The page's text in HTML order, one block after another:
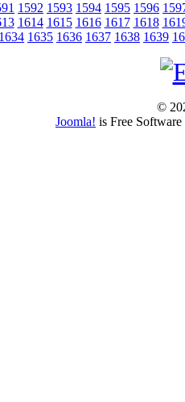
1592 1593 1594 1595 1596
1614 1615 1616 1617 1618
1634 1635 1636 1637 1638 1639
©
Joomla! is Free